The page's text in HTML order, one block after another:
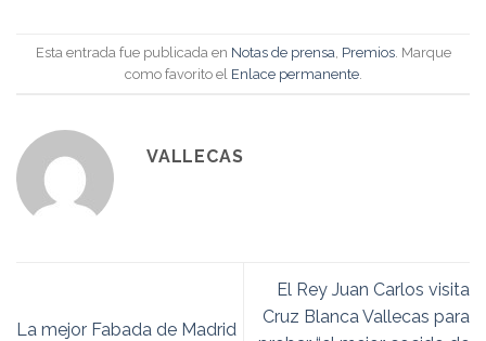
Esta entrada fue publicada en Notas de prensa Premios. Marque
como favorito el Enlace permanente.
VALLECAS
La mejor Fabada de Madrid
El Rey Juan Carlos visita
Cruz Blanca Vallecas para